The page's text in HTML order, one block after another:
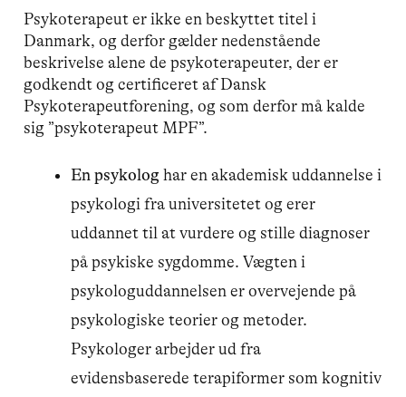
Psykoterapeut er ikke en beskyttet titel i
Danmark, og derfor gælder nedenstående
beskrivelse alene de psykoterapeuter, der er
godkendt og certificeret af Dansk
Psykoterapeutforening, og som derfor må kalde
sig ”psykoterapeut MPF”.
En psykolog har en akademisk uddannelse i
psykologi fra universitetet og erer
uddannet til at vurdere og stille diagnoser
på psykiske sygdomme. Vægten i
psykologuddannelsen er overvejende på
psykologiske teorier og metoder.
Psykologer arbejder ud fra
evidensbaserede terapiformer som kognitiv